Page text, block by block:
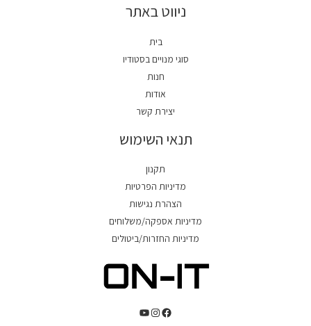
ניווט באתר
בית
סוגי מנויים בסטודיו
חנות
אודות
יצירת קשר
תנאי השימוש
תקנון
מדיניות הפרטיות
הצהרת נגישות
מדיניות אספקה/משלוחים
מדיניות החזרות/ביטולים